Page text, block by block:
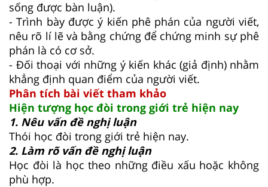
sống được bàn luận).
- Trình bày được ý kiến phê phán của người viết,
nêu rõ lí lẽ và bằng chứng để chứng minh sự phê
phán là có cơ sở.
- Đối thoại với những ý kiến khác (giả định) nhằm
khẳng định quan điểm của người viết.
Phân tích bài viết tham khảo
Hiện tượng học đòi trong giới trẻ hiện nay
1. Nêu vấn đề nghị luận
Thói học đòi trong giới trẻ hiện nay.
2. Làm rõ vấn đề nghị luận
Học đòi là học theo những điều xấu hoặc không
phù hợp.